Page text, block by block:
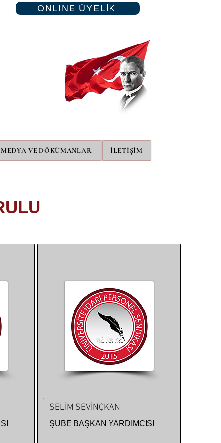
ONLINE ÜYELİK
MEDYA VE DÖKÜMANLAR İLETİŞİM
SELİM SEVİNÇKAN
ŞUBE BAŞKAN YARDIMCISI